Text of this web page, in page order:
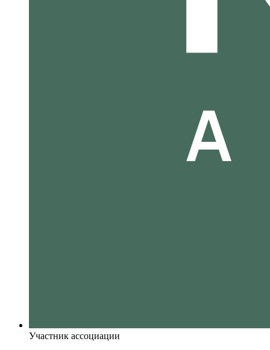
Участник ассоциации